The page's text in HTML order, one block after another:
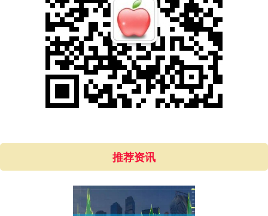
推荐资讯